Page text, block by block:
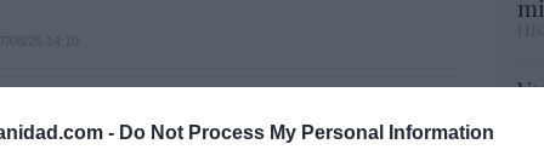
- Do Not Process My Personal Information
británica easyJet pasará a manos del